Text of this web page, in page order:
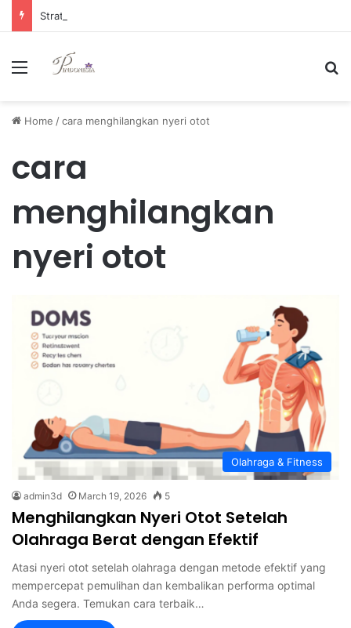
Menu
Home /cara menghilangkan nyeri otot
cara
menghilangkan
nyeri otot
Olahraga & Fitness
admin3d March 19, 2026 5
Menghilangkan Nyeri Otot Setelah
Olahraga Berat dengan Efektif
Atasi nyeri otot setelah olahraga dengan metode efektif yang
mempercepat pemulihan dan kembalikan performa optimal
Anda segera. Temukan cara terbaik…